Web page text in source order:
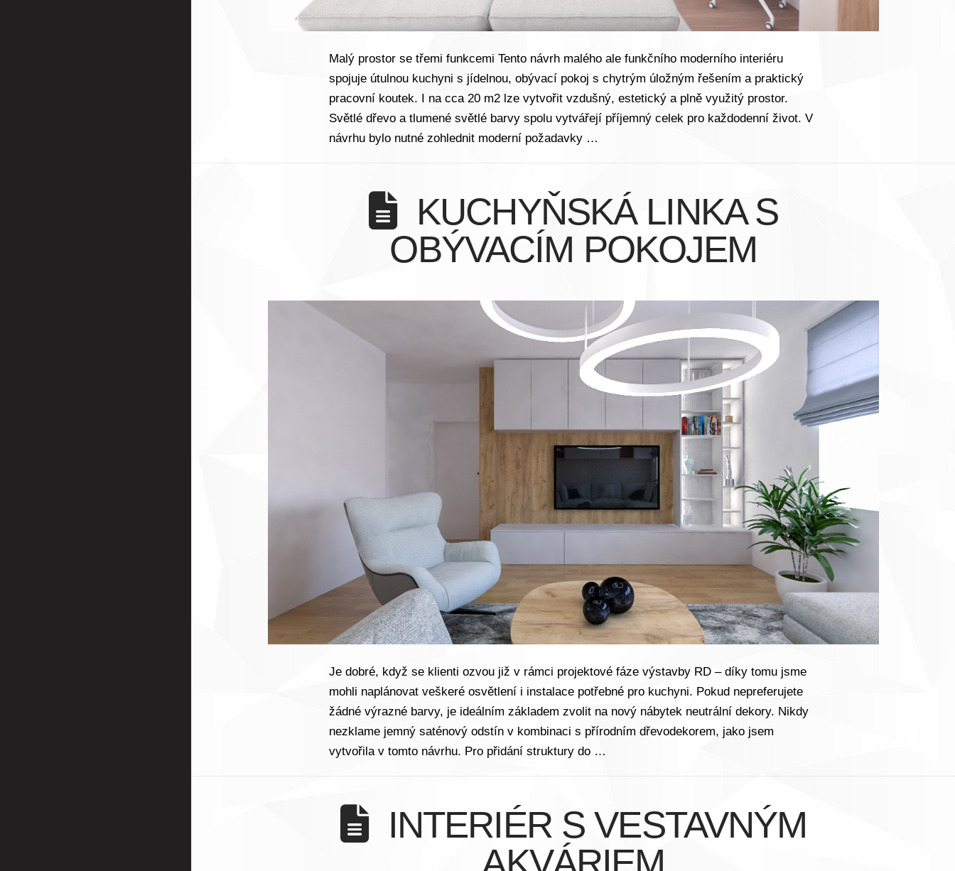
Malý prostor se třemi funkcemi Tento návrh malého ale funkčního moderního interiéru
spojuje útulnou kuchyni s jídelnou, obývací pokoj s chytrým úložným řešením a praktický
pracovní koutek. I na cca 20 m2 lze vytvořit vzdušný, estetický a plně využitý prostor.
Světlé dřevo a tlumené světlé barvy spolu vytvářejí příjemný celek pro každodenní život. V
návrhu bylo nutné zohlednit moderní požadavky …
KUCHYŇSKÁ LINKA S
OBÝVACÍM POKOJEM
Je dobré, když se klienti ozvou již v rámci projektové fáze výstavby RD – díky tomu jsme
mohli naplánovat veškeré osvětlení i instalace potřebné pro kuchyni. Pokud nepreferujete
žádné výrazné barvy, je ideálním základem zvolit na nový nábytek neutrální dekory. Nikdy
nezklame jemný saténový odstín v kombinaci s přírodním dřevodekorem, jako jsem
vytvořila v tomto návrhu. Pro přidání struktury do …
INTERIÉR S VESTAVNÝM
AKVÁRIEM